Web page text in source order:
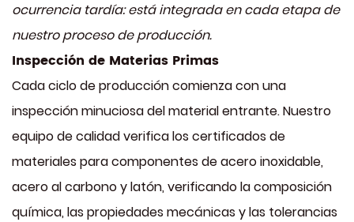
ocurrencia tardía: está integrada en cada etapa de
nuestro proceso de producción.
Inspección de Materias Primas
Cada ciclo de producción comienza con una
inspección minuciosa del material entrante. Nuestro
equipo de calidad verifica los certificados de
materiales para componentes de acero inoxidable,
acero al carbono y latón, verificando la composición
química, las propiedades mecánicas y las tolerancias